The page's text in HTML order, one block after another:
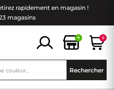
rapidement en magasin !
magasins
+ 0
Rechercher